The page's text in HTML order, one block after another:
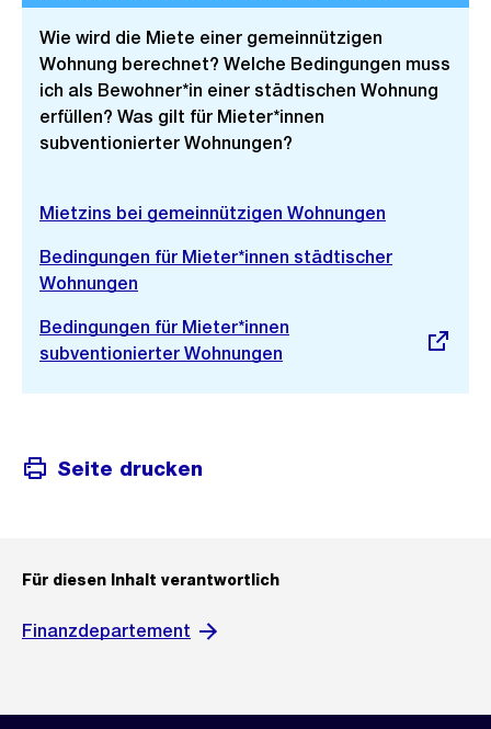
Wie wird die Miete einer gemeinnützigen
Wohnung berechnet? Welche Bedingungen muss
ich als Bewohner*in einer städtischen Wohnung
erfüllen? Was gilt für Mieter*innen
subventionierter Wohnungen?
Mietzins bei gemeinnützigen Wohnungen
Bedingungen für Mieter*innen städtischer
Wohnungen
Externer
Link:
Bedingungen für Mieter*innen
subventionierter Wohnungen
Seite drucken
Für diesen Inhalt verantwortlich
Finanzdepartement